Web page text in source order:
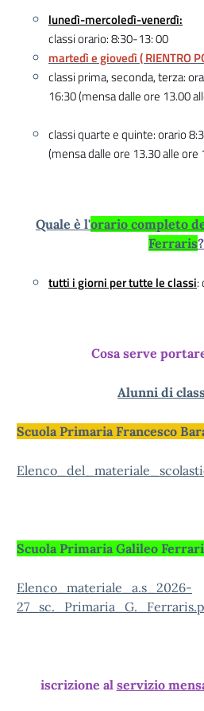
lunedì-mercoledì-venerdì:
classi orario: 8:30-13: 00
martedì e giovedì ( RIENTRO
classi prima, seconda, terza:
16:30 (mensa dalle ore 13.00
classi quarte e quinte: orario
(mensa dalle ore 13.30 alle ore
Quale è l'orario completo
Ferraris?
tutti i giorni per tutte le classi:
Cosa serve
Alunni di
Scuola Primaria Francesco
Scuola Primaria Galileo
Elenco_materiale_a.s_2026-
iscrizione al servizio